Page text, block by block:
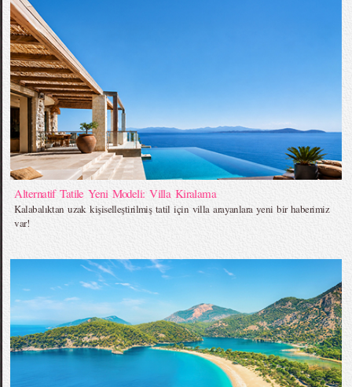
Alternatif Tatile Yeni Modeli: Villa Kiralama
Kalabalıktan uzak kişiselleştirilmiş tatil için villa arayanlara yeni bir haberimiz
var!